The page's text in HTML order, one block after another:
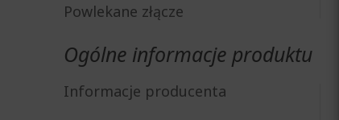
Powlekane złącze
Ogólne informacje produktu
Informacje producenta